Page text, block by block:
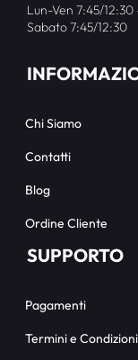
Lun-Ven 7:45/
Sabato 7:45/12:30
Chi Siamo
Contatti
Blog
Ordine Cliente
SUPPORTO
Pagamenti
Termini e Condizioni